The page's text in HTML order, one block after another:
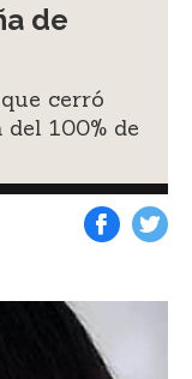
de
cerró
100% de